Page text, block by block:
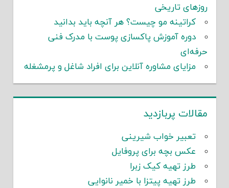
روزهای تاریخی
کراتینه مو چیست؟ هر آنچه باید بدانید
دوره آموزش پاکسازی پوست با مدرک فنی
حرفه‌ای
مزایای مشاوره آنلاین برای افراد شاغل و پرمشغله
مقالات پربازدید
تعبیر خواب شیرینی
عکس بچه برای پروفایل
طرز تهیه کیک زبرا
طرز تهیه پیتزا با خمیر نانوایی